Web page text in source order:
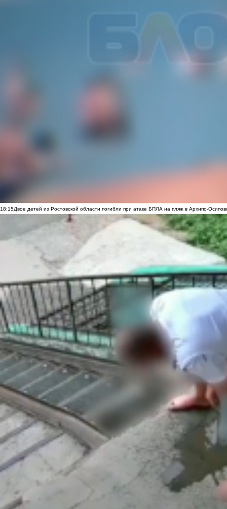
18:15Двое детей из Ростовской области погибли при атаке БПЛА на пляж в Архипо-